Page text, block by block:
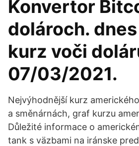
Konvertor
dolároch.
kurz voči
07/03/2021.
Nejvýhodnější kurz
a směnárnách, graf kurzu
Důležité informace o
tank s väzbami na iránske